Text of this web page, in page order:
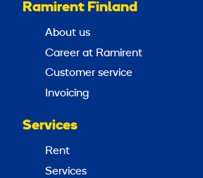
Ramirent Finland
About us
Career at Ramirent
Customer service
Invoicing
Services
Rent
Services